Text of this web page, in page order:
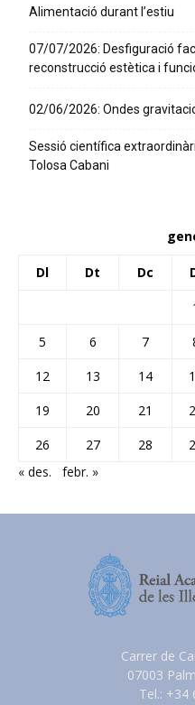
Alimentació durant l’estiu
07/07/2026: Desfiguració
reconstrucció estètica i
02/06/2026: Ondes
Sessió científica
Tolosa Cabani
Dl Dt Dc
5
6 7
12
13 14
19
20 21
26
27 28
« des.
febr. »
Carrer de
07003
Tel.: +34